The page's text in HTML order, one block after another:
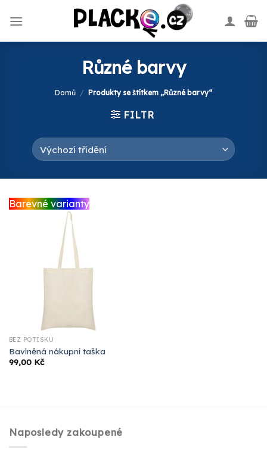
Různé barvy
Domů / Produkty se štítkem „Různé barvy“
FILTR
Barevné varianty
BEZ POTISKU
Bavlněná nákupní taška
99,00 Kč
Naposledy zakoupené